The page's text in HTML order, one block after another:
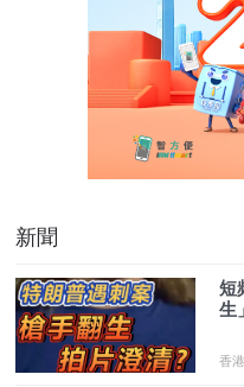
新聞
短
生
香